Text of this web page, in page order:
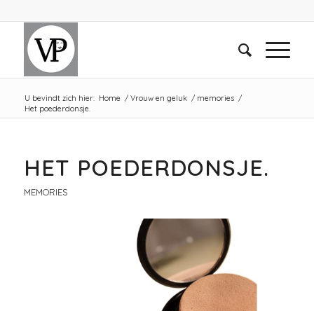
U bevindt zich hier: Home / Vrouw en geluk / memories /
Het poederdonsje.
HET POEDERDONSJE.
MEMORIES